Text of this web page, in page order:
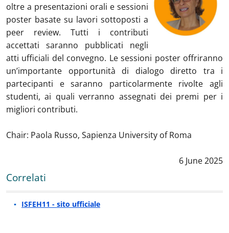
oltre a presentazioni orali e sessioni
poster basate su lavori sottoposti a
peer review. Tutti i contributi
accettati saranno pubblicati negli
atti ufficiali del convegno. Le sessioni poster offriranno
un’importante opportunità di dialogo diretto tra i
partecipanti e saranno particolarmente rivolte agli
studenti, ai quali verranno assegnati dei premi per i
migliori contributi.
Chair: Paola Russo, Sapienza University of Roma
Data notizia
6 June 2025
Correlati
ISFEH11 - sito ufficiale